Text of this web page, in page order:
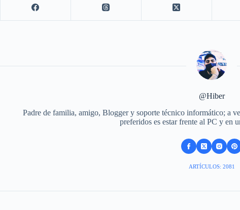
@Hiber
Padre de familia, amigo, Blogger y soporte técnico informático; a
preferidos es estar frente al PC y en
ARTÍCULOS: 2081